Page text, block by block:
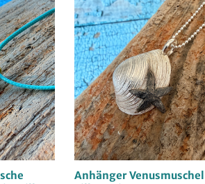
Anhänger Venusmuschel